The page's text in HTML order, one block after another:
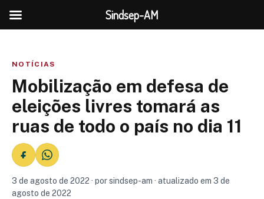
NOTÍCIAS
Mobilização em defesa de
eleições livres tomará as
ruas de todo o país no dia 11
3 de agosto de 2022 · por sindsep-am · atualizado em 3 de
agosto de 2022
Sindsep-AM